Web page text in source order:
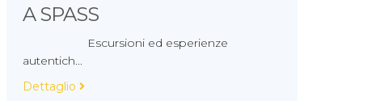
A SPASS
Escursioni ed esperienze
autentich...
Dettaglio